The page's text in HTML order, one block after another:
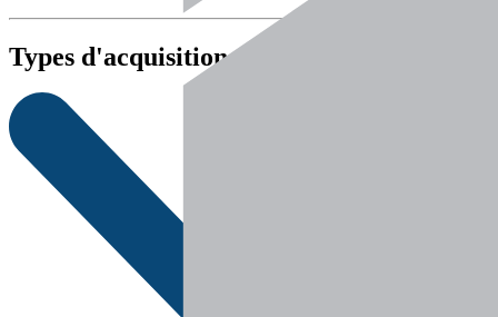
Types d'acquisition